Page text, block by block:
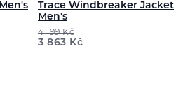
Trace Windbreaker Jacket
Men's
4 199Kč
3 863 Kč